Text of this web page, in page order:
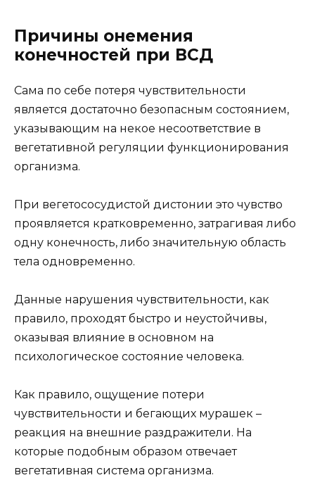
Причины онемения
конечностей при ВСД
Сама по себе потеря чувствительности
является достаточно безопасным состоянием,
указывающим на некое несоответствие в
вегетативной регуляции функционирования
организма.
При вегетососудистой дистонии это чувство
проявляется кратковременно, затрагивая либо
одну конечность, либо значительную область
тела одновременно.
Данные нарушения чувствительности, как
правило, проходят быстро и неустойчивы,
оказывая влияние в основном на
психологическое состояние человека.
Как правило, ощущение потери
чувствительности и бегающих мурашек –
реакция на внешние раздражители. На
которые подобным образом отвечает
вегетативная система организма.